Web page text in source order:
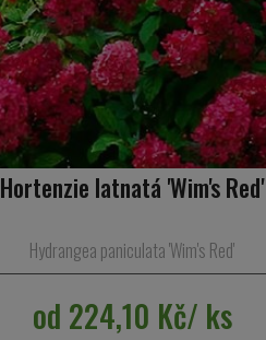
Hortenzie latnatá 'Wim's Red'
Hydrangea paniculata 'Wim's Red'
od 224,10 Kč/ ks